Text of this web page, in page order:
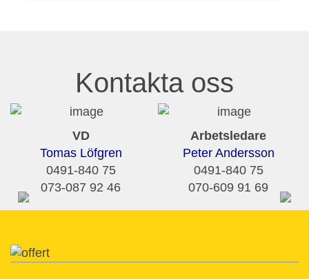
Kontakta oss
VD
Tomas Löfgren
0491-840 75
073-087 92 46
Arbetsledare
Peter Andersson
0491-840 75
070-609 91 69